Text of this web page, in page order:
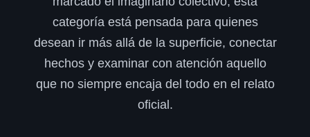
categoría está pensada para quienes
desean ir más allá de la superficie, conectar
hechos y examinar con atención aquello
que no siempre encaja del todo en el relato
oficial.